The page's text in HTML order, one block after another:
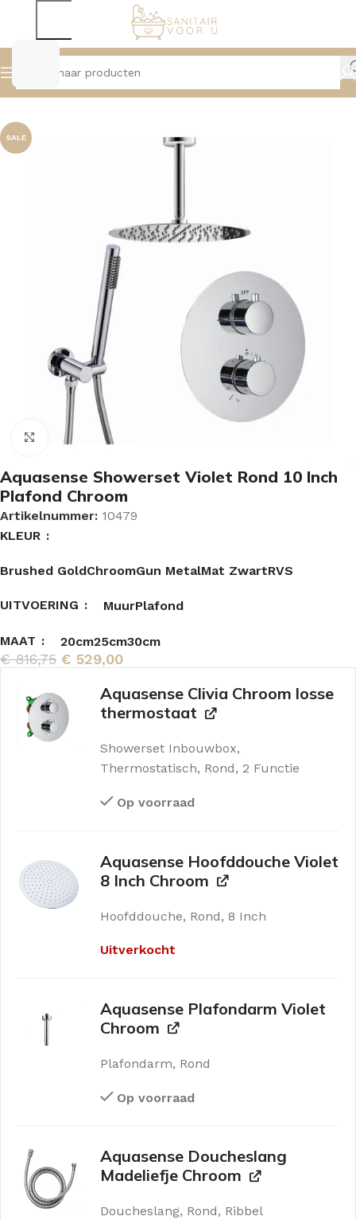
Home Douche Douchesystemen
SALE
Vergroten
Aquasense Showerset Violet Rond 10 Inch
Plafond Chroom
Artikelnummer: 10479
KLEUR
Brushed GoldChroomGun MetalMat ZwartRVS
UITVOERING MuurPlafond
MAAT 20cm25cm30cm
€816,75 € 529,00
Aquasense Clivia Chroom losse
thermostaat
Showerset Inbouwbox,
Thermostatisch, Rond, 2 Functie
Op voorraad
Aquasense Hoofddouche Violet
8 Inch Chroom
Hoofddouche, Rond, 8 Inch
Uitverkocht
Aquasense Plafondarm Violet
Chroom
Plafondarm, Rond
Op voorraad
Aquasense Doucheslang
Madeliefje Chroom
Doucheslang, Rond, Ribbel